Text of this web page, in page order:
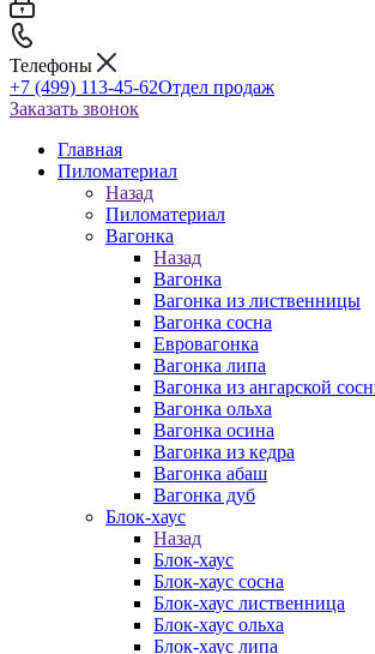
Телефоны
+7 (499) 113-45-62Отдел продаж
Заказать звонок
Главная
Пиломатериал
Назад
Пиломатериал
Вагонка
Назад
Вагонка
Вагонка из лиственницы
Вагонка сосна
Евровагонка
Вагонка липа
Вагонка из ангарской
Вагонка ольха
Вагонка осина
Вагонка из кедра
Вагонка абаш
Вагонка дуб
Блок-хаус
Назад
Блок-хаус
Блок-хаус сосна
Блок-хаус лиственница
Блок-хаус ольха
Блок-хаус липа